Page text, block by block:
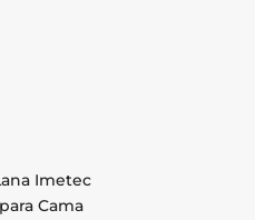
Imetec
Cama